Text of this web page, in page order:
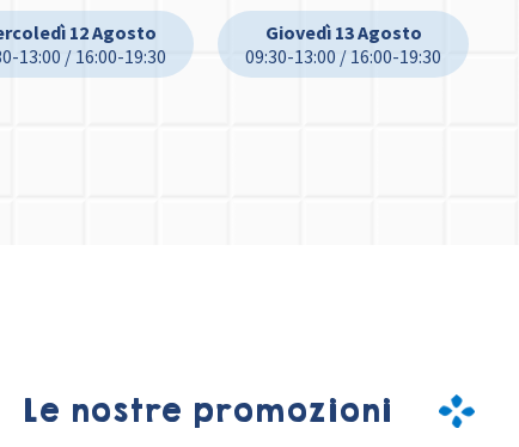
12 Agosto
13:00 / 16:00-19:30
Giovedì 13 Agosto
09:30-13:00 / 16:00-19:30
Le nostre promozioni